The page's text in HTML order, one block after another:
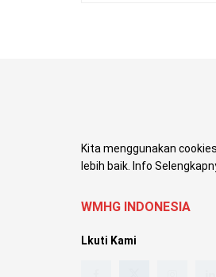
Kita menggunakan
lebih baik. Info
WMHG INDONESIA
Lkuti Kami